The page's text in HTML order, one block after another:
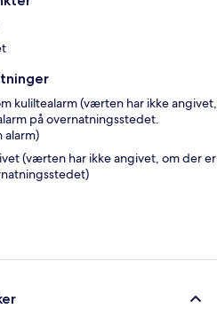
kuliltealarm (værten har ikke angivet,
på overnatningsstedet.
(værten har ikke angivet, om der er